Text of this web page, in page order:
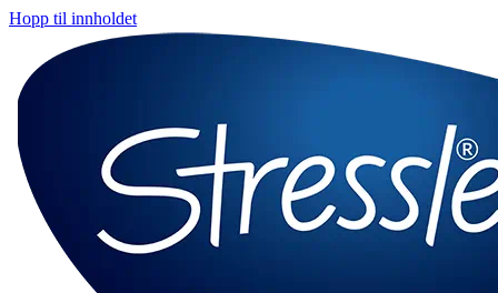
Hopp til innholdet